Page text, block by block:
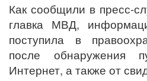
Как сообщили в пресс-
главка МВД,
поступила в
после обнаружения
Интернет, а также от